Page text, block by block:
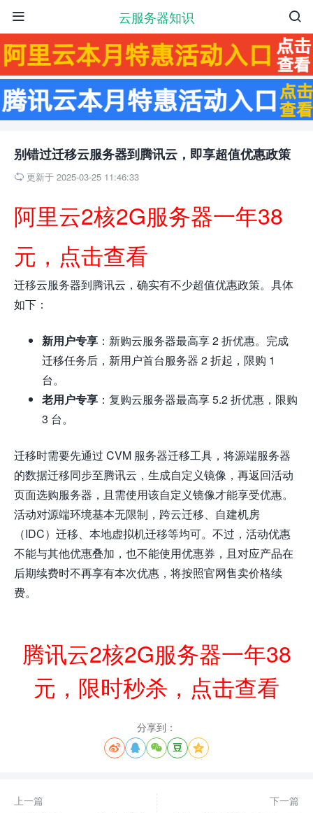
云服务器知识 

别错过迁移云服务器到腾讯云，即享超值优惠政策
 更新于 2025-03-25 11:46:33
阿里云2核2G服务器一年38
元，点击查看
迁移云服务器到腾讯云，确实有不少超值优惠政策。具体
如下：
新用户专享 ：新购云服务器最高享 2 折优惠。完成
迁移任务后，新用户首台服务器 2 折起，限购 1
台。
老用户专享 ：复购云服务器最高享 5.2 折优惠，限购
3 台。
迁移时需要先通过 CVM 服务器迁移工具，将源端服务器
的数据迁移同步至腾讯云，生成自定义镜像，再返回活动
页面选购服务器，且需使用该自定义镜像才能享受优惠。
活动对源端环境基本无限制，跨云迁移、自建机房
（IDC）迁移、本地虚拟机迁移等均可。不过，活动优惠
不能与其他优惠叠加，也不能使用优惠券，且对应产品在
后期续费时不再享有本次优惠，将按照官网售卖价格续
费。
腾讯云2核2G服务器一年38
元，限时秒杀，点击查看
分享到：
    
上一篇
下一篇